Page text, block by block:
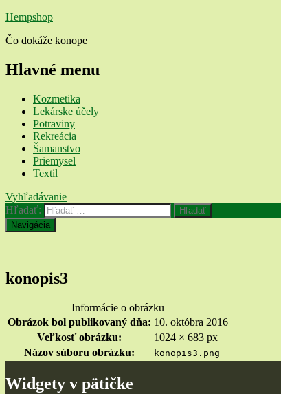
Hempshop
Čo dokáže konope
Hlavné menu
Kozmetika
Lekárske účely
Potraviny
Rekreácia
Šamanstvo
Priemysel
Textil
Vyhľadávanie
Hľadať:
Navigácia
konopis3
Informácie o obrázku
Obrázok bol publikovaný dňa: 10. októbra 2016
Veľkosť obrázku:
1024 × 683 px
Názov súboru obrázku:
konopis3.png
Widgety v pätičke